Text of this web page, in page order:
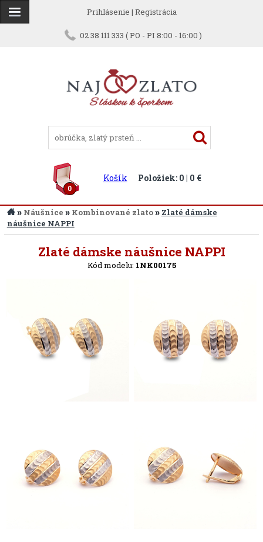
Prihlásenie | Registrácia
02 38 111 333 ( PO - PI 8:00 - 16:00 )
0
Košík Položiek: 0 | 0 €
» Náušnice » Kombinované zlato» Zlaté dámske
náušnice NAPPI
Zlaté dámske náušnice NAPPI
Kód modelu: 1NK00175